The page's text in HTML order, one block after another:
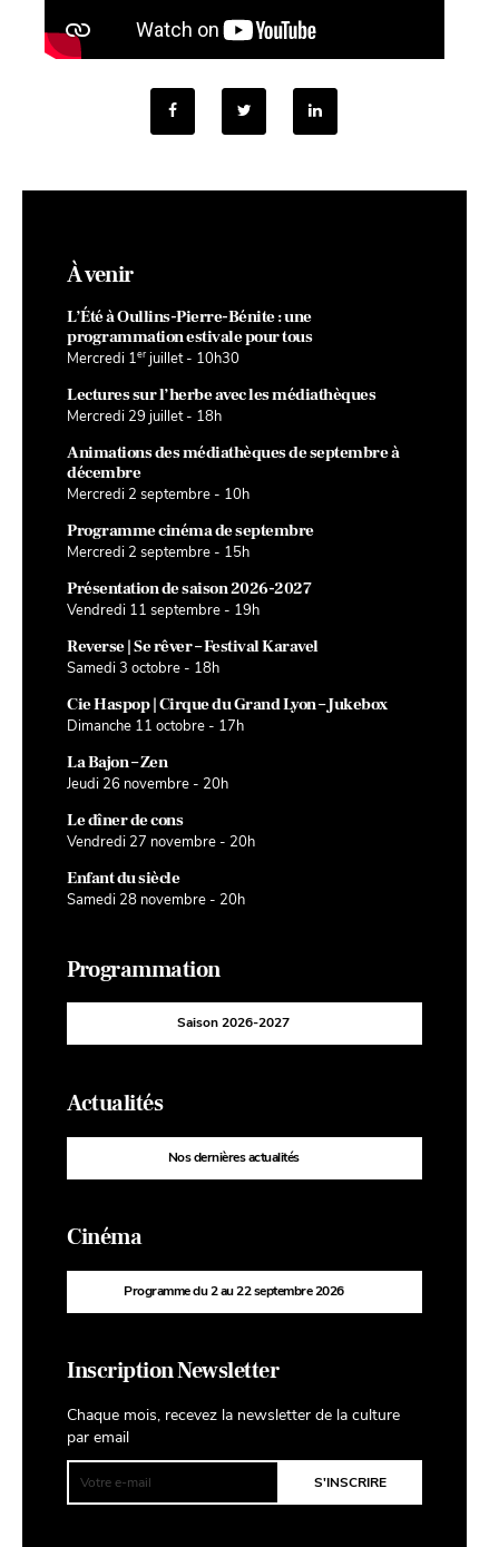
À venir
L’Été à Oullins-Pierre-Bénite : une
programmation estivale pour tous
Mercredi 1er juillet - 10h30
Lectures sur l’herbe avec les médiathèques
Mercredi 29 juillet - 18h
Animations des médiathèques de septembre à
décembre
Mercredi 2 septembre - 10h
Programme cinéma de septembre
Mercredi 2 septembre - 15h
Présentation de saison 2026-2027
Vendredi 11 septembre - 19h
Reverse | Se rêver – Festival Karavel
Samedi 3 octobre - 18h
Cie Haspop | Cirque du Grand Lyon – Jukebox
Dimanche 11 octobre - 17h
La Bajon – Zen
Jeudi 26 novembre - 20h
Le dîner de cons
Vendredi 27 novembre - 20h
Enfant du siècle
Samedi 28 novembre - 20h
Programmation
Saison 2026-2027
Actualités
Nos dernières actualités
Cinéma
Programme du 2 au 22 septembre 2026
Inscription Newsletter
Chaque mois, recevez la newsletter de la culture
par email